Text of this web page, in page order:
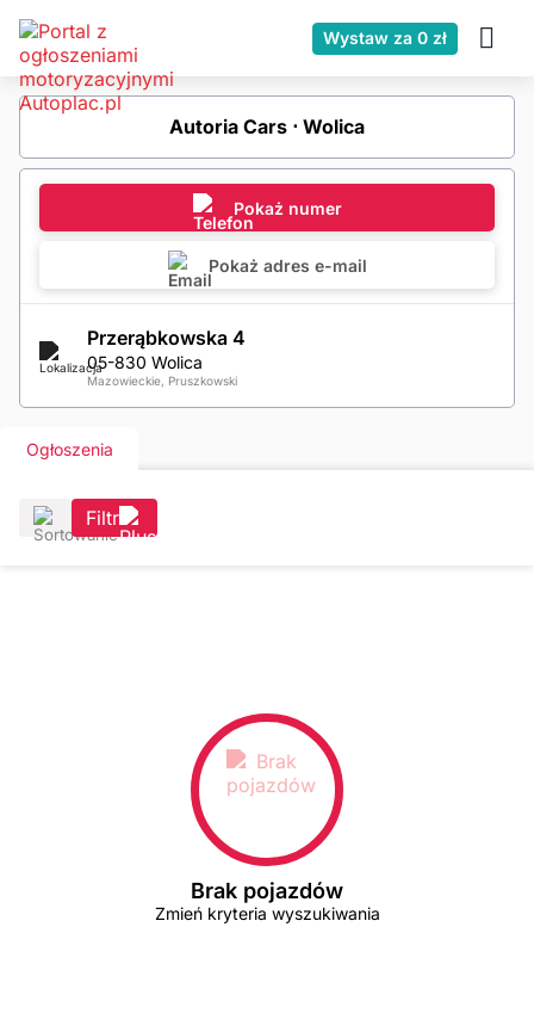
Wystaw za 0 zł
Autoria Cars ⋅ Wolica
Pokaż numer
Pokaż adres e-mail
Przerąbkowska 4
05-830 Wolica
Mazowieckie, Pruszkowski
Ogłoszenia
Filtr
Brak pojazdów
Zmień kryteria wyszukiwania